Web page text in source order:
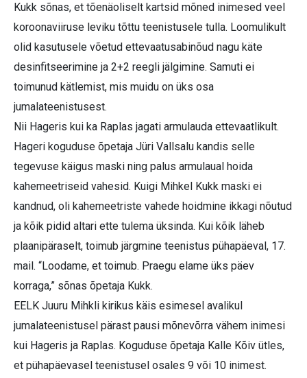
Kukk sõnas, et tõenäoliselt kartsid mõned inimesed veel
koroonaviiruse leviku tõttu teenistusele tulla. Loomulikult
olid kasutusele võetud ettevaatusabinõud nagu käte
desinfitseerimine ja 2+2 reegli jälgimine. Samuti ei
toimunud kätlemist, mis muidu on üks osa
jumalateenistusest.
Nii Hageris kui ka Raplas jagati armulauda ettevaatlikult.
Hageri koguduse õpetaja Jüri Vallsalu kandis selle
tegevuse käigus maski ning palus armulaual hoida
kahemeetriseid vahesid. Kuigi Mihkel Kukk maski ei
kandnud, oli kahemeetriste vahede hoidmine ikkagi nõutud
ja kõik pidid altari ette tulema üksinda. Kui kõik läheb
plaanipäraselt, toimub järgmine teenistus pühapäeval, 17.
mail. “Loodame, et toimub. Praegu elame üks päev
korraga,” sõnas õpetaja Kukk.
EELK Juuru Mihkli kirikus käis esimesel avalikul
jumalateenistusel pärast pausi mõnevõrra vähem inimesi
kui Hageris ja Raplas. Koguduse õpetaja Kalle Kõiv ütles,
et pühapäevasel teenistusel osales 9 või 10 inimest.